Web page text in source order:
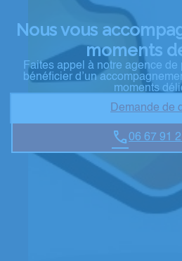
Nous vous
moments
Faites appel à notre agence
bénéficier d’un
moments
Demande de
06 67 91